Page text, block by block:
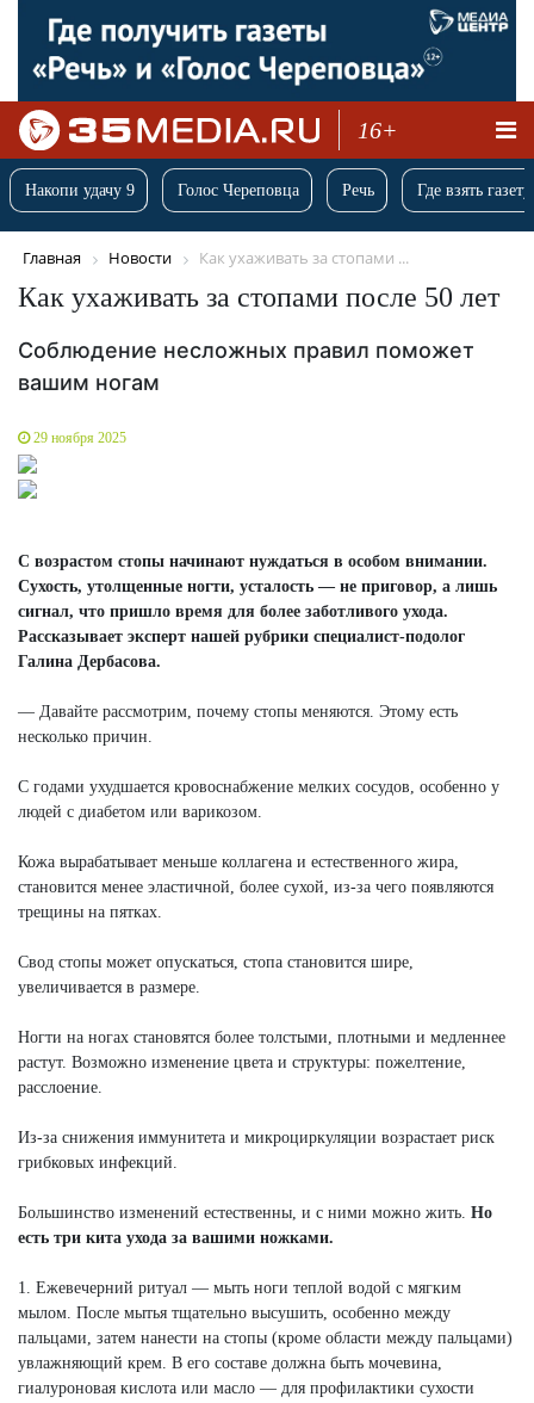
16+
Накопи удачу 9 Голос Череповца Речь Где взять
Главная Новости Как ухаживать за стопами ...
Как ухаживать за стопами после 50 лет
Соблюдение несложных правил поможет
вашим ногам
29 ноября 2025
С возрастом стопы начинают нуждаться в особом внимании.
Сухость, утолщенные ногти, усталость — не приговор, а лишь
сигнал, что пришло время для более заботливого ухода.
Рассказывает эксперт нашей рубрики специалист-подолог
Галина Дербасова.
— Давайте рассмотрим, почему стопы меняются. Этому есть
несколько причин.
С годами ухудшается кровоснабжение мелких сосудов, особенно у
людей с диабетом или варикозом.
Кожа вырабатывает меньше коллагена и естественного жира,
становится менее эластичной, более сухой, из-за чего появляются
трещины на пятках.
Свод стопы может опускаться, стопа становится шире,
увеличивается в размере.
Ногти на ногах становятся более толстыми, плотными и медленнее
растут. Возможно изменение цвета и структуры: пожелтение,
расслоение.
Из-за снижения иммунитета и микроциркуляции возрастает риск
грибковых инфекций.
Большинство изменений естественны, и с ними можно жить. Но
есть три кита ухода за вашими ножками.
1. Ежевечерний ритуал — мыть ноги теплой водой с мягким
мылом. После мытья тщательно высушить, особенно между
пальцами, затем нанести на стопы (кроме области между пальцами)
увлажняющий крем. В его составе должна быть мочевина,
гиалуроновая кислота или масло — для профилактики сухости